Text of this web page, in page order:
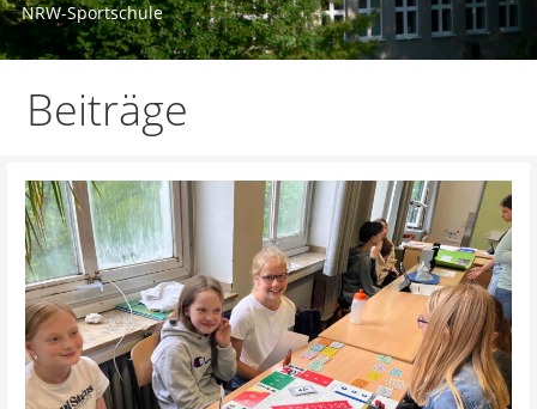
NRW-Sportschule
Beiträge